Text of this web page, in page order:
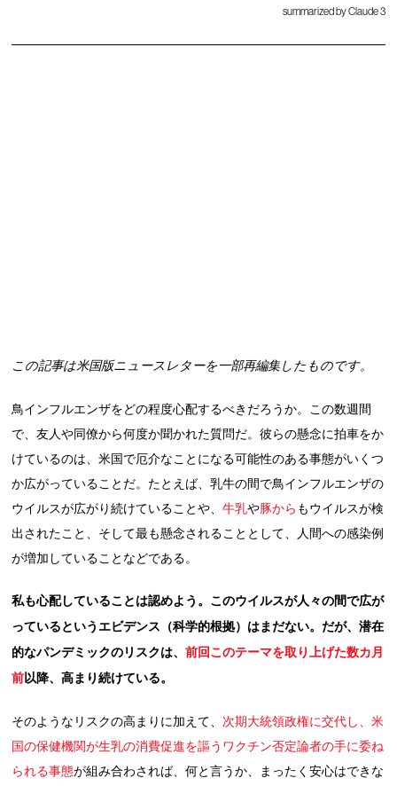
summarized by Claude 3
この記事は米国版ニュースレターを一部再編集したものです。
鳥インフルエンザをどの程度心配するべきだろうか。この数週間
で、友人や同僚から何度か聞かれた質問だ。彼らの懸念に拍車をか
けているのは、米国で厄介なことになる可能性のある事態がいくつ
か広がっていることだ。たとえば、乳牛の間で鳥インフルエンザの
ウイルスが広がり続けていることや、牛乳や豚から もウイルスが検
出されたこと、そして最も懸念されることとして、人間への感染例
が増加していることなどである。
私も心配していることは認めよう。このウイルスが人々の間で広が
っているというエビデンス（科学的根拠）はまだない。だが、潜在
的なパンデミックのリスクは、前回このテーマを取り上げた数カ月
前以降、高まり続けている。
そのようなリスクの高まりに加えて、 次期大統領政権に交代し、米
国の保健機関が生乳の消費促進を謳うワクチン否定論者の手に委ね
られる事態が組み合わされば、何と言うか、まったく安心はできな